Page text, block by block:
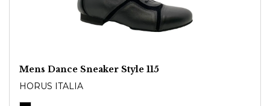
Mens Dance Sneaker Style 115
HORUS ITALIA